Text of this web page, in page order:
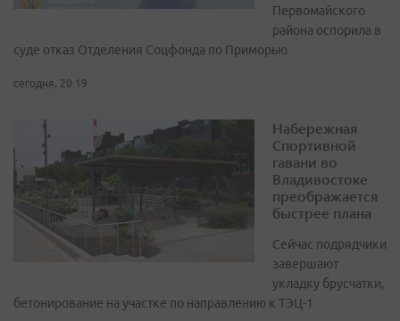
Первомайского
района оспорила в
суде отказ Отделения Соцфонда по Приморью
сегодня, 20:19
Набережная
Спортивной
гавани во
Владивостоке
преображается
быстрее плана
Сейчас подрядчики
завершают
укладку брусчатки,
бетонирование на участке по направлению к ТЭЦ-1